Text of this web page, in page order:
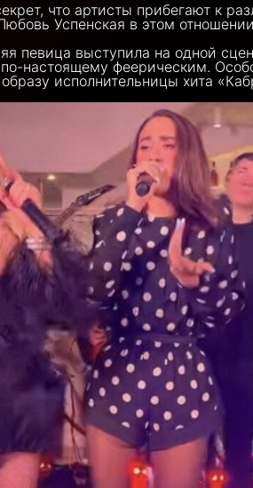
что артисты прибегают к
Успенская в этом
певица выступила на одной
настоящему феерическим.
исполнительницы хита